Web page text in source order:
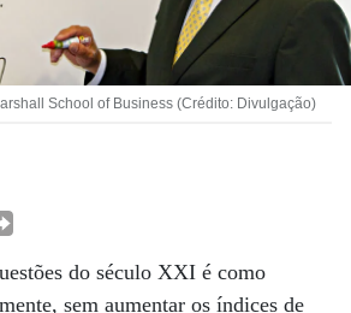
School of Business (Crédito: Divulgação)
do século XXI é como
sem aumentar os índices de